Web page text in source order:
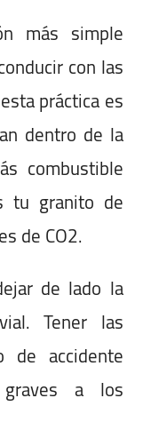
más simple
con las
práctica es
dentro de la
combustible
tu granito de
de CO2.
de lado la
Tener las
de accidente
graves a los